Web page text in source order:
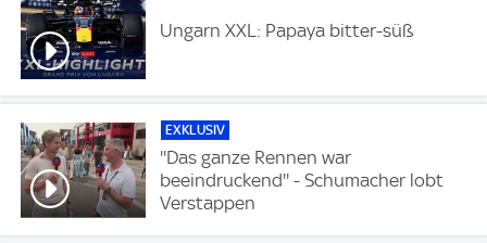
Ungarn XXL: Papaya bitter-süß
EXKLUSIV
''Das ganze Rennen war
beeindruckend'' - Schumacher lobt
Verstappen